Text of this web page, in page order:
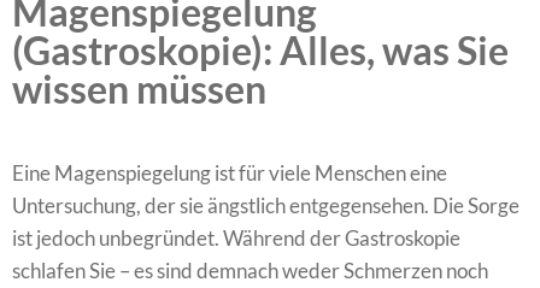
Magenspiegelung
(Gastroskopie): Alles, was Sie
wissen müssen
Eine Magenspiegelung ist für viele Menschen eine
Untersuchung, der sie ängstlich entgegensehen. Die Sorge
ist jedoch unbegründet. Während der Gastroskopie
schlafen Sie – es sind demnach weder Schmerzen noch